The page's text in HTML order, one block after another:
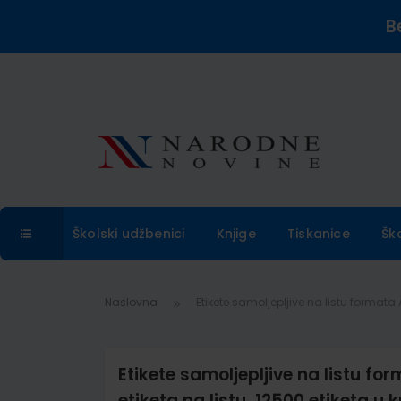
Školski udžbenici Knjige Tiskanice
Naslovna
Etikete samoljepljive na listu